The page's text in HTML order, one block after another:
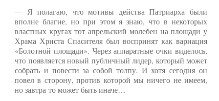
— Я полагаю, что мотивы действа Патриарха были
вполне благие, но при этом я знаю, что в некоторых
властных кругах тот апрельский молебен на площади у
Храма Христа Спасителя был воспринят как вариация
«Болотной площади». Через аппаратные очки виделось,
что появляется новый публичный лидер, который может
собрать и повести за собой толпу. И хотя сегодня он
повел в сторону, против которой мы ничего не имеем,
но завтра-то может быть иначе…